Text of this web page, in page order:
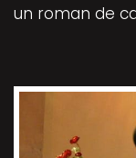
un roman de